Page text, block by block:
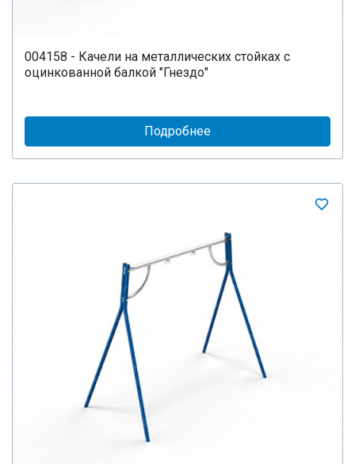
004158 - Качели на металлических стойках с
оцинкованной балкой "Гнездо"
Подробнее